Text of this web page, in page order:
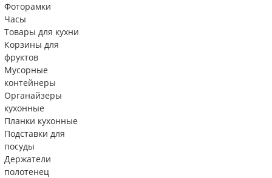
Фоторамки
Часы
Товары для кухни
Корзины для
фруктов
Мусорные
контейнеры
Органайзеры
кухонные
Планки кухонные
Подставки для
посуды
Держатели
полотенец